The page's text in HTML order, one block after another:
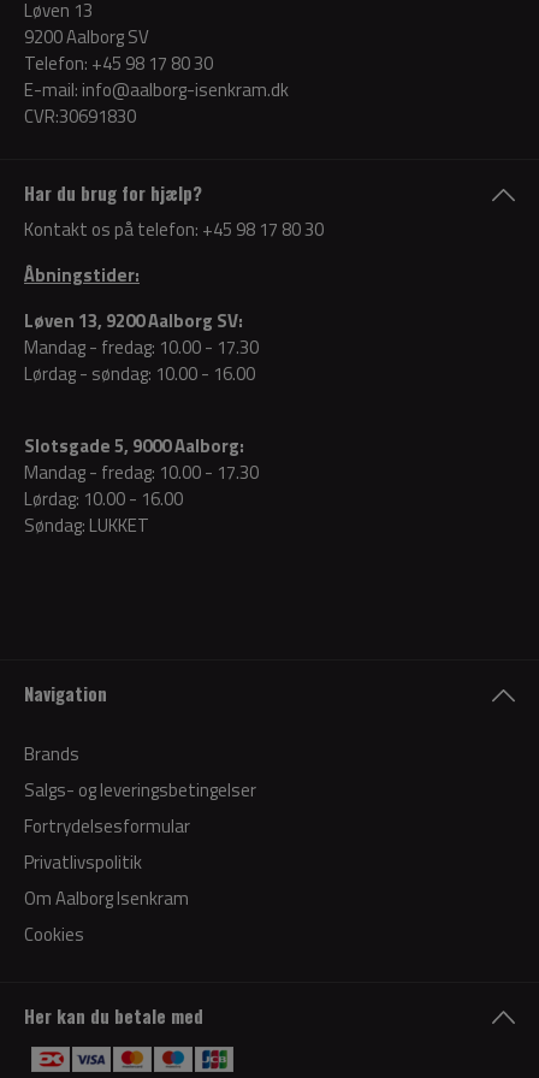
Har du brug for hjælp?
Kontakt os på telefon: +45 98 17 80 30
Åbningstider:
Løven 13, 9200 Aalborg SV:
Mandag - fredag: 10.00 - 17.30
Lørdag - søndag: 10.00 - 16.00
Slotsgade 5, 9000 Aalborg:
Mandag - fredag: 10.00 - 17.30
Lørdag: 10.00 - 16.00
Søndag: LUKKET
Løven 13
9200 Aalborg SV
Telefon: +45 98 17 80 30
E-mail: info@aalborg-isenkram.dk
CVR:30691830
Navigation
Brands
Salgs- og leveringsbetingelser
Fortrydelsesformular
Privatlivspolitik
Om Aalborg Isenkram
Cookies
Her kan du betale med